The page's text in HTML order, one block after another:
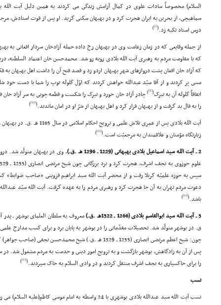
السلام) مخصوصاً سادات علوى در کمال آرامش زندگى مى کردند به همین دلیل آیت الله
سماهیچى، از بحرین به ایران هجرت کرد و در بهبهان سکنى گزید. او پس از فوت استادش،
درس استاد تکیه زد.(
[7]
)
از جمله وقایعى که در زمان زعامت وى در بهبهان رخ داده حمله آزادخان سردار افغانى به
که با مقاومت مردم به رهبرى آیت الله بلادى روبه رو شد. محمدحسن خان اعتماد السلطنه،
که آزاد خان افغان پشت دروازهاى شهر بهبهان اردو زد و قصد فتح آن را داشت اهل بهبهان به
مسى پر کردند و از آقا سیّد عبدالله خواهش کردند که اوّل گلوله توپ را شما با دست خود
اتفاقاً گلوله آن به تیرک(
[9]
)چادر آزاد خان خورد و تیرک را شکست و قطعه چوبى به سر آزاد خان
را به فال بد گرفت و از بهبهان فرار کرد و اهل بهبهان از شرّ او در امان ماندند.(
[10]
)
آیت الله بلادى پس از عمرى تلاش
زیارتگاه مؤمنان و علاقمندان به مرجعیّت است.(
[11]
)
2 ـ آیت الله سید اسماعیل بلادى بهبهانى (1229 ـ 1296 هـ .ق.). وى در بهبهان متولّد شد.
سپس به حوزه علمیّه کربلا رفت و از محضر آیت الله سید ابراهیم قزوینى «صاحب
دعوت مردم تهران به آن جا هجرت کرد و رهبرى مردم را به عهده گرفت. آیت الله سیّد
باشد.(
[12]
)
3 ـ آیت الله سید ابوالقاسم بلادى (1266 ـ 1322هـ .ق.)
ق. در بوشهر متولّد شد. تحصیلات مقدّماتى را در بوشهر به پایان برد و براى کسب مدارج
چون: شیخ اعظم مرتضى انصارى (1255 ـ 1329 هـ .ق.) شیخ
را براى خاکسپارى به نجف اشرف منتقل کردند و در وادى السلام به خاک سپردند.(
[13]
)
نسب
نسب آیت الله سید عبدالله بلادى بوشهرى با 24 واسطه به امام